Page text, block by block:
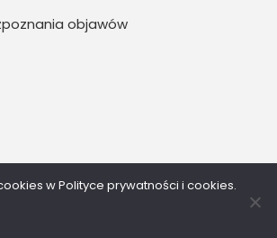
objawów
w Polityce prywatności i cookies.